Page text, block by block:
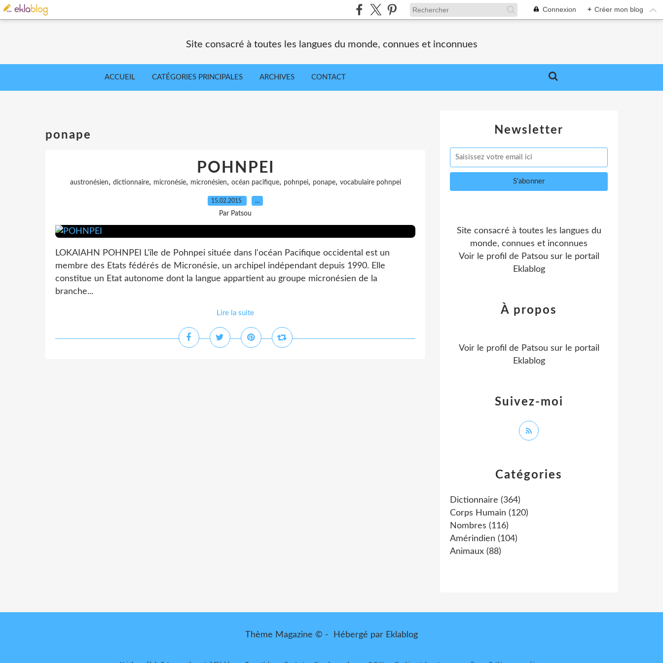
Connexion + Créer mon blog
Site consacré à toutes les langues du monde, connues et inconnues
ACCUEIL CATÉGORIES PRINCIPALES ARCHIVES CONTACT
ponape
POHNPEI
austronésien, dictionnaire, micronésie, micronésien, océan pacifique, pohnpei, ponape, vocabulaire pohnpei
15.02.2015 …
Par Patsou
LOKAIAHN POHNPEI L'île de Pohnpei située dans l'océan Pacifique occidental est un
membre des Etats fédérés de Micronésie, un archipel indépendant depuis 1990. Elle
constitue un Etat autonome dont la langue appartient au groupe micronésien de la
branche...
Lire la suite
Newsletter
Catégories
Dictionnaire (364)
Corps Humain (120)
Nombres (116)
Amérindien (104)
Animaux (88)
Site consacré à toutes les langues du
monde, connues et inconnues
Voir le profil de Patsou sur le portail
Eklablog
Suivez-moi
À propos
Voir le profil de Patsou sur le portail
Eklablog
Thème Magazine © - Hébergé par Eklablog